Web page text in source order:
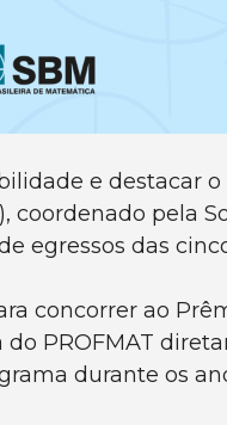
e destacar
coordenado pela
egressos das
concorrer ao
PROFMAT
durante os